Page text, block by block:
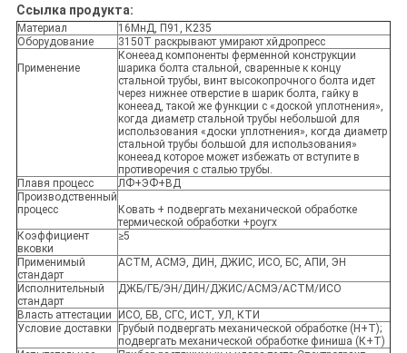
Ссылка продукта:
Материал
16МнД, П91, К235
Оборудование
3150Т раскрывают умирают хйдропресс
Применение
Конееад компоненты ферменной конструкции
шарика болта стальной, сваренные к концу
стальной трубы, винт высокопрочного болта идет
через нижнее отверстие в шарик болта, гайку в
конееад, такой же функции с «доской уплотнения»,
когда диаметр стальной трубы небольшой для
использования «доски уплотнения», когда диаметр
стальной трубы большой для использования»
конееад которое может избежать от вступите в
противоречия с сталью трубы.
Плавя процесс
ЛФ+ЭФ+ВД
Производственный
процесс
Ковать + подвергать механической обработке
термической обработки +роугх
Коэффициент
вковки
≥5
Применимый
стандарт
АСТМ, АСМЭ, ДИН, ДЖИС, ИСО, БС, АПИ, ЭН
Исполнительный
стандарт
ДЖБ/ГБ/ЭН/ДИН/ДЖИС/АСМЭ/АСТМ/ИСО
Власть аттестации
ИСО, БВ, СГС, ИСТ, УЛ, КТИ
Условие доставки
Грубый подвергать механической обработке (Н+Т);
подвергать механической обработке финиша (К+Т)